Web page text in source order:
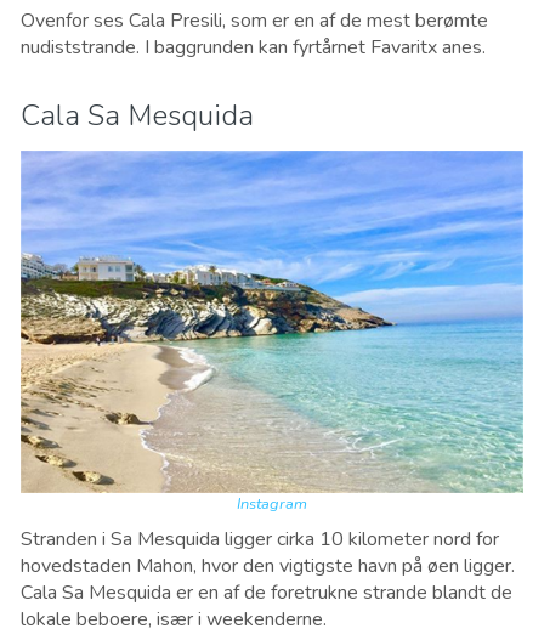
Ovenfor ses Cala Presili, som er en af de mest berømte
nudiststrande. I baggrunden kan fyrtårnet Favaritx anes.
Cala Sa Mesquida
Instagram
Stranden i Sa Mesquida ligger cirka 10 kilometer nord for
hovedstaden Mahon, hvor den vigtigste havn på øen ligger.
Cala Sa Mesquida er en af de foretrukne strande blandt de
lokale beboere, især i weekenderne.